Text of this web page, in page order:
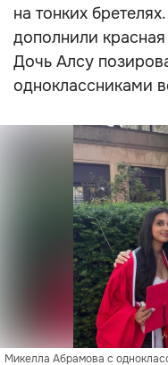
на тонких
дополнили
Дочь Алсу
одноклассниками
Микелла Абрамова с